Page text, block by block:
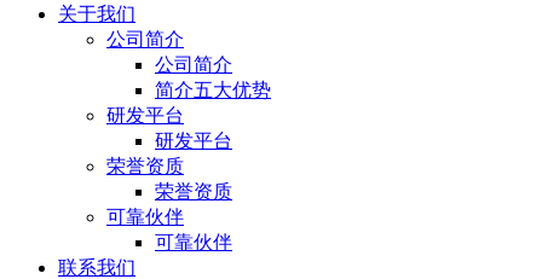
关于我们
公司简介
公司简介
简介五大优势
研发平台
研发平台
荣誉资质
荣誉资质
可靠伙伴
可靠伙伴
联系我们